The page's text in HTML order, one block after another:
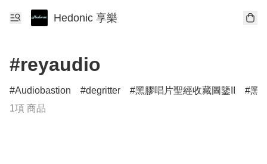
Hedonic 享樂
#reyaudio
Audiobastion degritter 黑膠唱片聖經收藏圖鑒II
黑
1項 商品